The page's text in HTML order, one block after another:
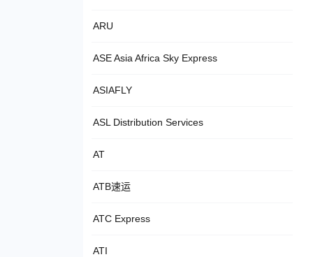
ARU
ASE Asia Africa Sky Express
ASIAFLY
ASL Distribution Services
AT
ATB速运
ATC Express
ATI